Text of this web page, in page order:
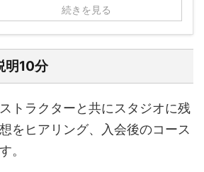
続きを見る
明10分
トラクターと共にスタジオに残
をヒアリング、入会後のコース
。